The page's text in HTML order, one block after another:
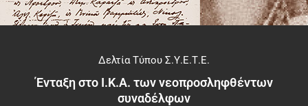
Δελτία Τύπου Σ.Υ.Ε.Τ.Ε.
Ένταξη στο Ι.Κ.Α. των νεοπροσληφθέντων
συναδέλφων